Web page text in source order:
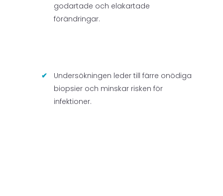
godartade och elakartade
förändringar.
Undersökningen leder till färre onödiga
biopsier och minskar risken för
infektioner.